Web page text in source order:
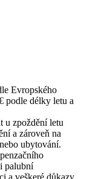
Evropského
podle délky letu a
u zpoždění letu
a zároveň na
ubytování.
palubní